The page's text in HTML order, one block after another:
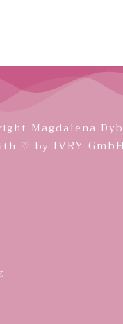
Magdalena
♡ by IVRY GmbH